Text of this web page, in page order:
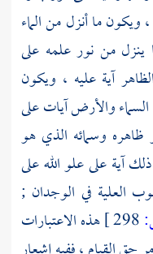
ويكون ما أنزل من الماء
ينزل من نور علمه على
آية عليه ، ويكون
والأرض آيات على
وسمائه الذي هو
آية على علو الله على
العلية في الوجدان ;
هذه الاعتبارات